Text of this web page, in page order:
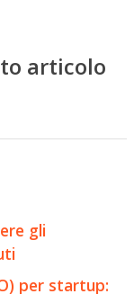
articolo
gli
per startup: